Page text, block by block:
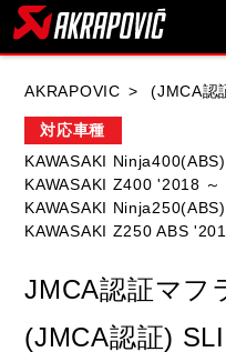
HONDA YAMAHA
FANTIC GASGAS
HARLEY DAVIDSON
AKRAPOVIC (JMCA認
対応車種
KAWASAKI
KAWASAKI Z400 '2018 ～
KAWASAKI
KAWASAKI Z250 ABS
JMCA認証マフ
(JMCA認証)